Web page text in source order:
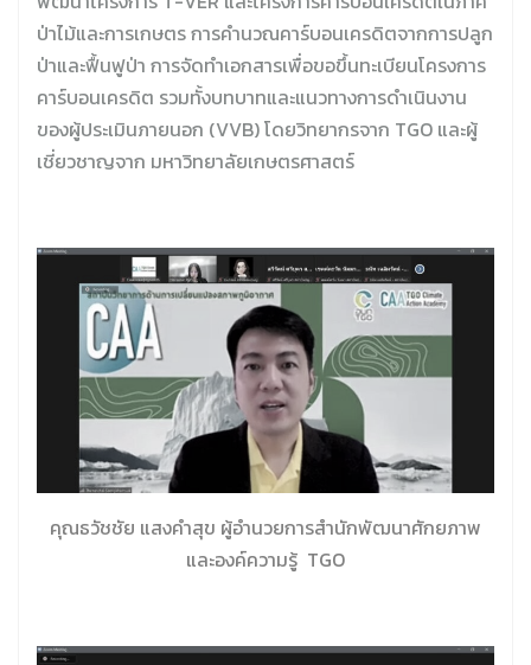
ป่าไม้และการเกษตร การคํานวณคาร์บอนเครดิตจากการปลูก
ป่าและฟื้นฟูป่า การจัดทำเอกสารเพื่อขอขึ้นทะเบียนโครงการ
คาร์บอนเครดิต รวมทั้งบทบาทและแนวทางการดำเนินงาน
ของผู้ประเมินภายนอก (VVB) โดยวิทยากรจาก TGO และผู้
เชี่ยวชาญจาก มหาวิทยาลัยเกษตรศาสตร์
คุณธวัชชัย แสงคำสุข ผู้อำนวยการสำนักพัฒนาศักยภาพ
และองค์ความรู้ TGO